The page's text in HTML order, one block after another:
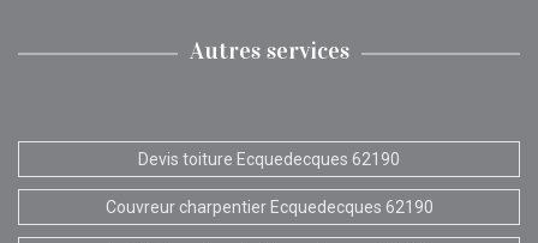
Autres services
Devis toiture Ecquedecques 62190
Couvreur charpentier Ecquedecques 62190